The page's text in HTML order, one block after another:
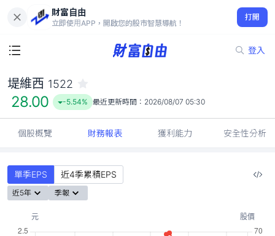
財富自由
立即使用APP，開啟您的股市智慧導航！
打開
登入
28.00
-5.54%
堤維西 1522
28.00 -5.54% 最近更新時間： 2026/08/07 05:30
個股概覽 財務報表 獲利能力 安全性分析
單季EPS 近4季累積EPS
近5年 季報